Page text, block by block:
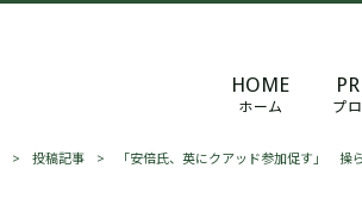
HOME
ホーム プ
> 投稿記事 > 「安倍氏、英にクアッド参加促す」 操